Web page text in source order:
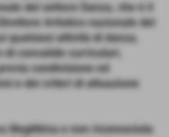
del settore Danza, che è il
Artistico nazionale del
qualsiasi attività di danza,
convalide curriculari,
condivisione ed
e dei criteri di attuazione
illegittima e non riconosciuta